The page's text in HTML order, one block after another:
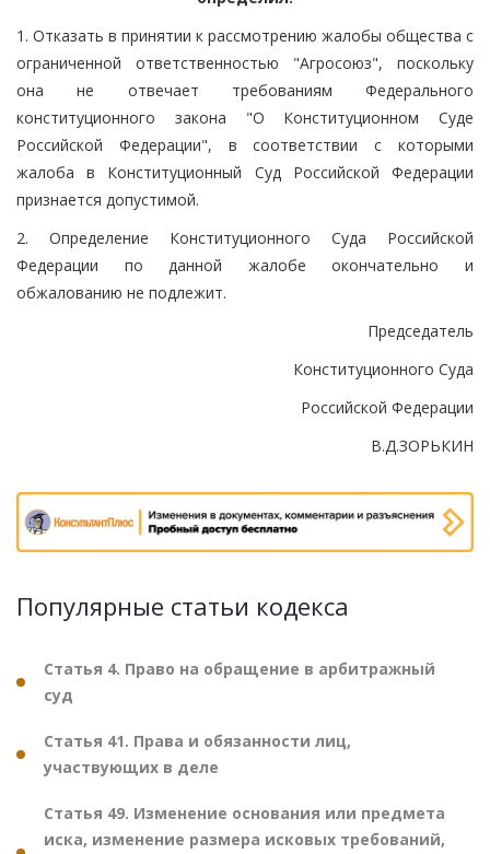
1. Отказать в принятии к рассмотрению жалобы общества с
ограниченной ответственностью "Агросоюз", поскольку
она не отвечает требованиям Федерального
конституционного закона "О Конституционном Суде
Российской Федерации", в соответствии с которыми
жалоба в Конституционный Суд Российской Федерации
признается допустимой.
2. Определение Конституционного Суда Российской
Федерации по данной жалобе окончательно и
обжалованию не подлежит.
Председатель
Конституционного Суда
Российской Федерации
В.Д.ЗОРЬКИН
Популярные статьи кодекса
Статья 4. Право на обращение в арбитражный
суд
Статья 41. Права и обязанности лиц,
участвующих в деле
Статья 49. Изменение основания или предмета
иска, изменение размера исковых требований,